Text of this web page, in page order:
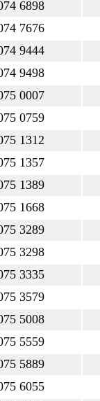
6898
7676
9444
9498
0007
0759
1312
1357
1389
1668
3289
3298
3335
3579
5008
5559
5889
6055